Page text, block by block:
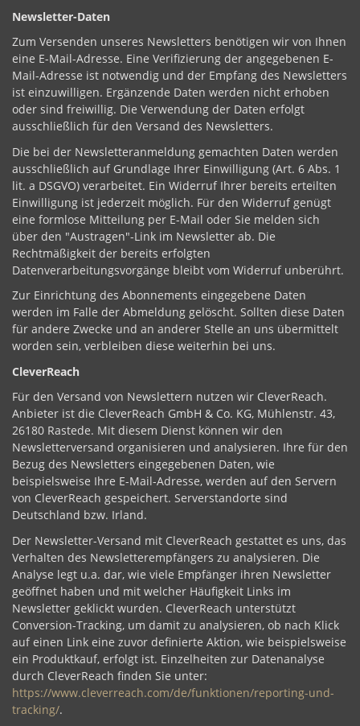
Newsletter-Daten
Zum Versenden unseres Newsletters benötigen wir von Ihnen
eine E-Mail-Adresse. Eine Verifizierung der angegebenen E-
Mail-Adresse ist notwendig und der Empfang des Newsletters
ist einzuwilligen. Ergänzende Daten werden nicht erhoben
oder sind freiwillig. Die Verwendung der Daten erfolgt
ausschließlich für den Versand des Newsletters.
Die bei der Newsletteranmeldung gemachten Daten werden
ausschließlich auf Grundlage Ihrer Einwilligung (Art. 6 Abs. 1
lit. a DSGVO) verarbeitet. Ein Widerruf Ihrer bereits erteilten
Einwilligung ist jederzeit möglich. Für den Widerruf genügt
eine formlose Mitteilung per E-Mail oder Sie melden sich
über den "Austragen"-Link im Newsletter ab. Die
Rechtmäßigkeit der bereits erfolgten
Datenverarbeitungsvorgänge bleibt vom Widerruf unberührt.
Zur Einrichtung des Abonnements eingegebene Daten
werden im Falle der Abmeldung gelöscht. Sollten diese Daten
für andere Zwecke und an anderer Stelle an uns übermittelt
worden sein, verbleiben diese weiterhin bei uns.
CleverReach
Für den Versand von Newslettern nutzen wir CleverReach.
Anbieter ist die CleverReach GmbH & Co. KG, Mühlenstr. 43,
26180 Rastede. Mit diesem Dienst können wir den
Newsletterversand organisieren und analysieren. Ihre für den
Bezug des Newsletters eingegebenen Daten, wie
beispielsweise Ihre E-Mail-Adresse, werden auf den Servern
von CleverReach gespeichert. Serverstandorte sind
Deutschland bzw. Irland.
Der Newsletter-Versand mit CleverReach gestattet es uns, das
Verhalten des Newsletterempfängers zu analysieren. Die
Analyse legt u.a. dar, wie viele Empfänger ihren Newsletter
geöffnet haben und mit welcher Häufigkeit Links im
Newsletter geklickt wurden. CleverReach unterstützt
Conversion-Tracking, um damit zu analysieren, ob nach Klick
auf einen Link eine zuvor definierte Aktion, wie beispielsweise
ein Produktkauf, erfolgt ist. Einzelheiten zur Datenanalyse
durch CleverReach finden Sie unter:
https://www.cleverreach.com/de/funktionen/reporting-und-
tracking/.